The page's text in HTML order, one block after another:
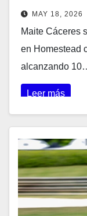
MAY 18, 2026
Maite Cáceres
en Homestead
alcanzando
Leer más